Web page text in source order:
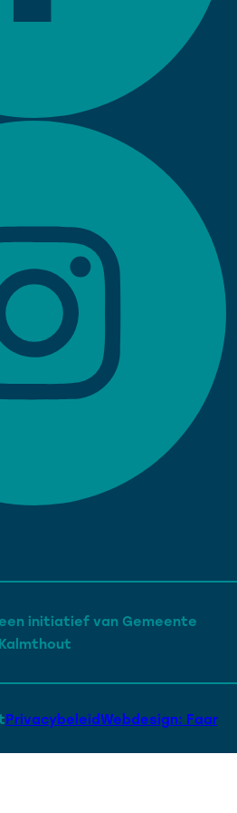
initiatief van Gemeente
Kalmthout
PrivacybeleidWebdesign: Faar